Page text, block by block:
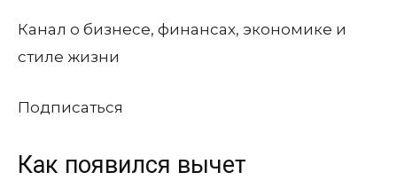
Канал о бизнесе, финансах, экономике и
стиле жизни
Подписаться
Как появился вычет